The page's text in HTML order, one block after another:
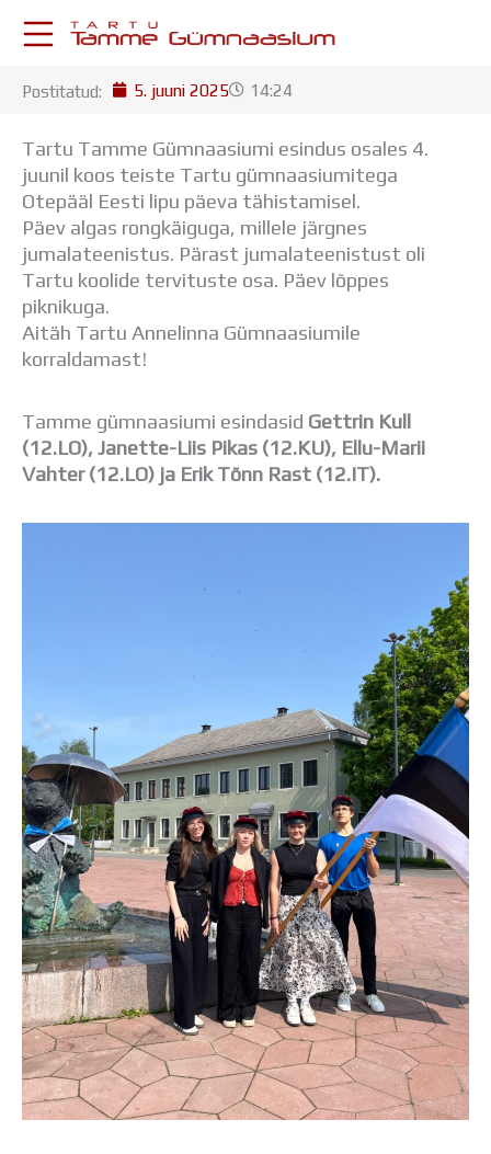
KESKKONNAD
Postkast
Drive
Tamme TV
Tamme Leht
Kooliraadio
ÕPPETÖÖ
Tunniplaan
Ainepassid
Huviringid
Õpilastööd (UPT)
Vilistlastele
Toitlustamine
Virtuaaltuur
Õpilasesindus
Kontaktid
Tööpakkumised
Postitatud: 5. juuni 2025 14:24
Tartu Tamme Gümnaasiumi esindus osales 4.
juunil koos teiste Tartu gümnaasiumitega
Otepääl Eesti lipu päeva tähistamisel.
Päev algas rongkäiguga, millele järgnes
jumalateenistus. Pärast jumalateenistust oli
Tartu koolide tervituste osa. Päev lõppes
piknikuga.
Aitäh Tartu Annelinna Gümnaasiumile
korraldamast!
Tamme gümnaasiumi esindasid Gettrin Kull
(12.LO), Janette-Liis Pikas (12.KU), Ellu-Marii
Vahter (12.LO) ja Erik Tõnn Rast (12.IT).